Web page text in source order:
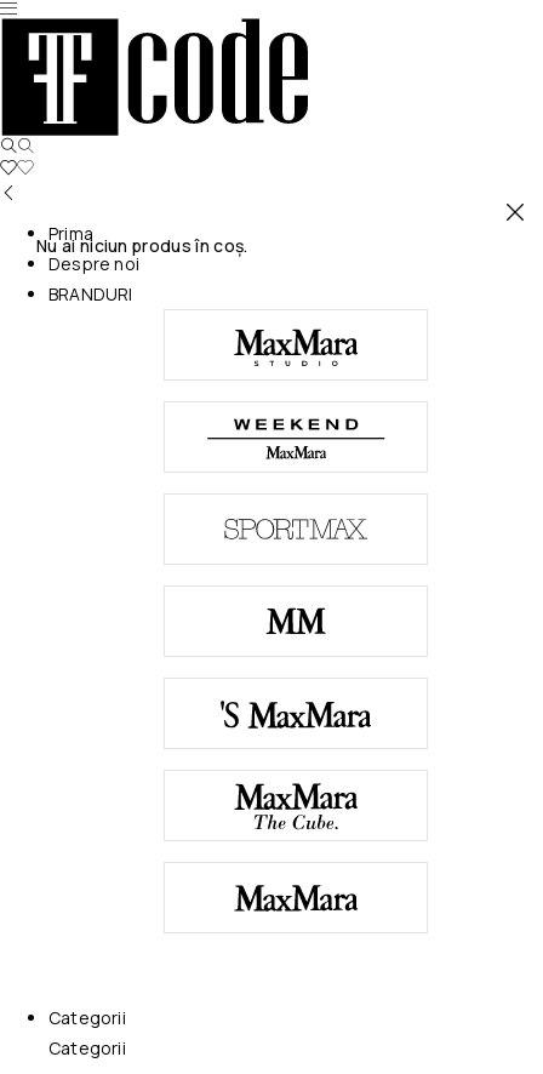
Nu ai niciun produs în coș.
Prima
Despre noi
BRANDURI
Categorii
Categorii